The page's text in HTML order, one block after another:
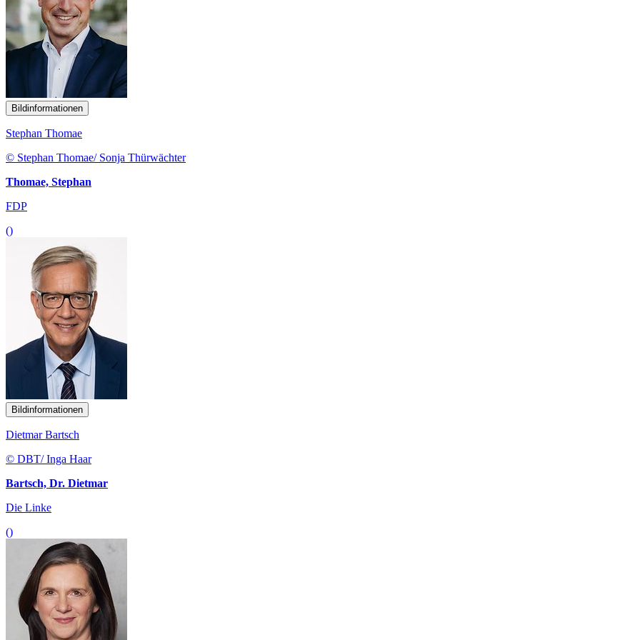
Bildinformationen
Stephan Thomae
© Stephan Thomae/ Sonja Thürwächter
Thomae, Stephan
FDP
()
Bildinformationen
Dietmar Bartsch
© DBT/ Inga Haar
Bartsch, Dr. Dietmar
Die Linke
()